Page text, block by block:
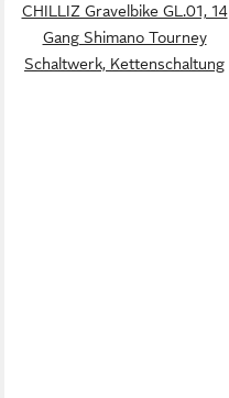
CHILLIZ Gravelbike GL.01, 14
Gang Shimano Tourney
Schaltwerk, Kettenschaltung